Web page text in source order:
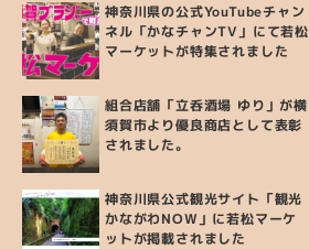
神奈川県の公式YouTubeチャン
ネル「かなチャンTV」にて若松
マーケットが特集されました
組合店舗「立呑酒場 ゆり」が横
須賀市より優良商店として表彰
されました。
神奈川県公式観光サイト「観光
かながわNOW」に若松マーケ
ットが掲載されました